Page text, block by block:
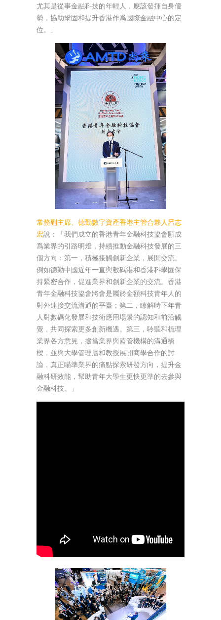
尤其是從事金融科技的年輕人，應該發揮自身優
勢，協助鞏固和提升香港作爲國際金融中心的定
位。」
常務副主席、德勤數字資產香港主管合夥人呂志
宏說：「我們成立的香港青年金融科技協會願成
爲業界的引路明燈，持續推動金融科技發展的三
個方向：第一，積極接觸創新企業，展開交流。
例如德勤中國近年一直與數碼港和香港科學園保
持緊密合作，促進業界和創新企業的交流。香港
青年金融科技協會將會是屬於金額科技青年人的
對外連接交流溝通的平臺；第二，瞭解時下年青
人對數碼化發展和技術應用場景的認知和前沿觸
覺，共同探索更多創新機遇。第三，聆聽和梳理
業界各方意見，擔當業界與監管機構的溝通橋
樑，並與大學管理層和教授展開商學合作的討
論，真正瞄準業界的痛點探索研發方向，提升金
融科研效能，幫助青年大學生更快更準的去參與
金融科技。」